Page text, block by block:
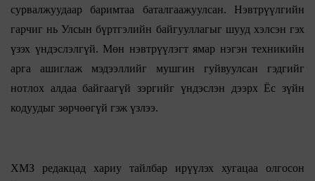
сурвалжуудаар баримтаа баталгаажуулсан. Нэвтрүүлгийн
гарчиг нь Улсын бүртгэлийн байгууллагыг шууд хэлсэн гэх
үзэх үндэслэлгүй. Мөн нэвтрүүлэгт ямар нэгэн техникийн
арга ашиглаж мэдээллийг мушгин гуйвуулсан гэдгийг
нотлох алдаа байгаагүй зэргийг үндэслэн дээрх Ёс зүйн
кодуудыг зөрчөөгүй гэж үзлээ.
ХМЗ редакцад хариу тайлбар ирүүлэх хугацаа олгосон